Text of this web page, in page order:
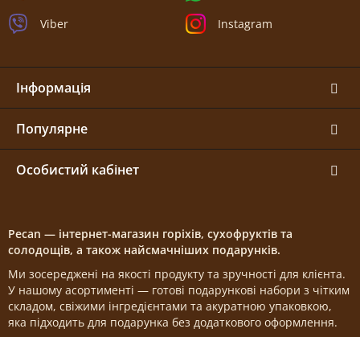
Viber Instagram
Інформація
Популярне
Особистий кабінет
Pecan — інтернет-магазин горіхів, сухофруктів та
солодощів, а також найсмачніших подарунків.
Ми зосереджені на якості продукту та зручності для клієнта.
У нашому асортименті — готові подарункові набори з чітким
складом, свіжими інгредієнтами та акуратною упаковкою,
яка підходить для подарунка без додаткового оформлення.